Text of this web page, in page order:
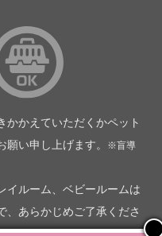
かかえていただくかペット
い申し上げます。
※盲導
イルーム、ベビールームは
、あらかじめご了承くださ